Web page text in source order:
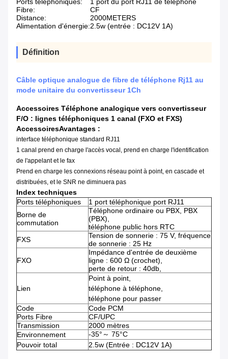
Ports téléphoniques:
1 port du port RJ11 de téléphone
Fibre:
CF
Distance:
2000METERS
Alimentation d'énergie:2.5w (entrée : DC12V 1A)
Définition
Câble optique analogue de fibre de téléphone Rj11 au
mode unitaire du convertisseur 1Ch
Accessoires Téléphone analogique vers convertisseur
F/O : lignes téléphoniques 1 canal (FXO et FXS)
AccessoiresAvantages :
interface téléphonique standard RJ11
1 canal prend en charge l'accès vocal, prend en charge l'identification
de l'appelant et le fax
Prend en charge les connexions réseau point à point, en cascade et
distribuées, et le SNR ne diminuera pas
Index techniques
Ports téléphoniques
1 port téléphonique port RJ11
Borne de
commutation
Téléphone ordinaire ou PBX, PBX
(PBX),
téléphone public hors RTC
FXS
Tension de sonnerie : 75 V, fréquence
de sonnerie : 25 Hz
FXO
Impédance d'entrée de deuxième
ligne : 600 Ω (crochet),
perte de retour : 40db,
Lien
Point à point,
téléphone à téléphone,
téléphone pour passer
Code
Code PCM
Ports Fibre
CF/UPC
Transmission
2000 mètres
Environnement
-35°～ 75°C
Pouvoir total
2.5w (Entrée : DC12V 1A)